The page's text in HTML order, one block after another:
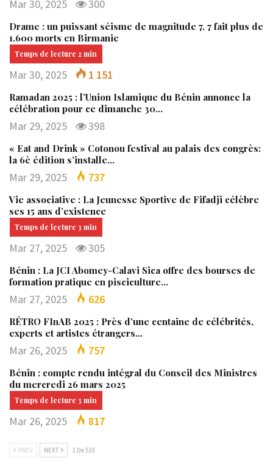
Mar 30, 2025 300
Drame : un puissant séisme de magnitude 7, 7 fait plus de
1.600 morts en Birmanie
Mar 30, 2025 1 151
Ramadan 2025 : l’Union Islamique du Bénin annonce la
célébration pour ce dimanche 30…
Mar 29, 2025 398
« Eat and Drink » Cotonou festival au palais des congrès:
la 6è édition s’installe…
Mar 29, 2025 737
Vie associative : La Jeunesse Sportive de Fifadji célèbre
ses 15 ans d’existence
Mar 27, 2025 305
Bénin : La JCI Abomey-Calavi Sica offre des bourses de
formation pratique en pisciculture…
Mar 27, 2025 626
RÉTRO FInAB 2025 : Près d’une centaine de célébrités,
experts et artistes étrangers…
Mar 26, 2025 757
Bénin : compte rendu intégral du Conseil des Ministres
du mercredi 26 mars 2025
Mar 26, 2025 817
PREV NEXT 1 De 533